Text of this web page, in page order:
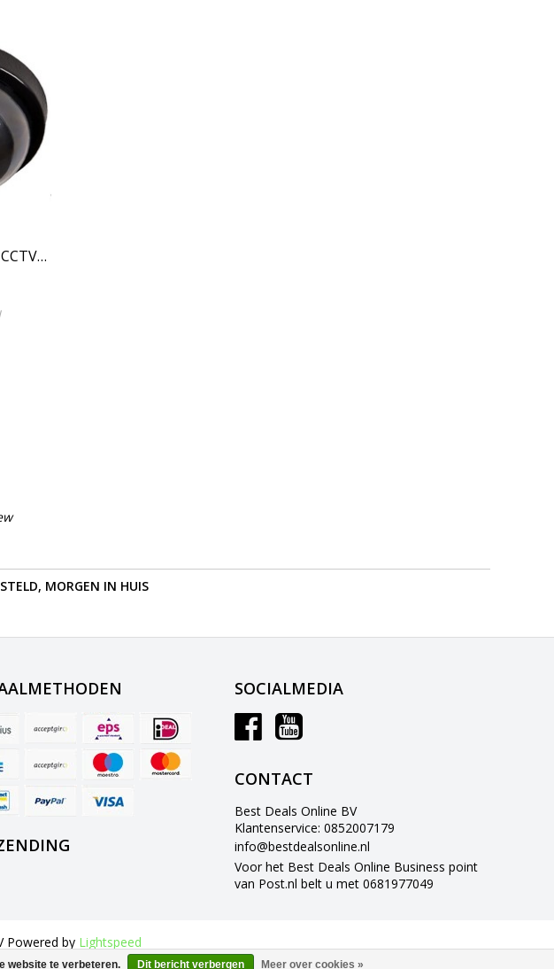
MORGEN IN HUIS
SOCIALMEDIA
CONTACT
Best Deals Online BV
Klantenservice: 0852007179
info@bestdealsonline.nl
Voor het Best Deals Online Business point
van Post.nl belt u met 0681977049
Powered by Lightspeed
Media
website te verbeteren. Dit bericht verbergen Meer over cookies »